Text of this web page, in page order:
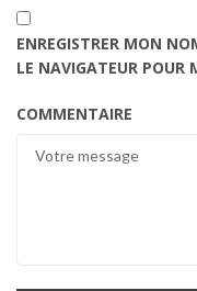
ENREGISTRER MON
LE NAVIGATEUR POUR
COMMENTAIRE